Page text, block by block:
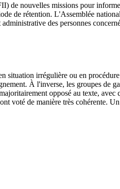
nouvelles missions pour
de rétention. L'Assemblée
des personnes
situation irrégulière ou en
À l'inverse, les groupes de
opposé au texte,
voté de manière très cohérente.